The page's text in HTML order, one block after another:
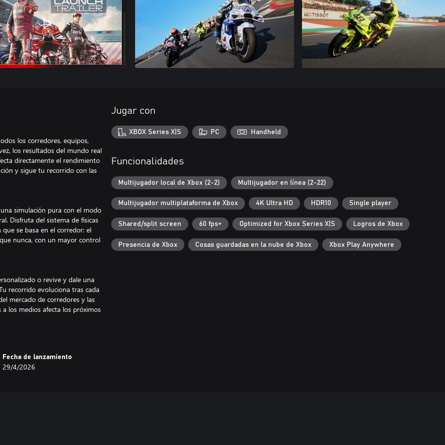
los corredores, equipos,
los resultados del mundo real
directamente el rendimiento
y sigue tu recorrido con las
simulación pura con el modo
Disfruta del sistema de físicas
se basa en el corredor: el
nunca, con un mayor control
o revive y dale una
recorrido evoluciona tras cada
mercado de corredores y las
los medios afecta los próximos
las disciplinas de Motard,
que se presentan en los
Fecha de lanzamiento
29/4/2026
Jugar con
XBOX Series X|S PC Handheld
Funcionalidades
Multijugador local de Xbox (2-2) Multijugador en línea (2-22)
Multijugador multiplataforma de Xbox 4K Ultra HD HDR10 Single player
Shared/split screen 60 fps+ Optimized for Xbox Series X|S Logros de Xbox
Presencia de Xbox Cosas guardadas en la nube de Xbox Xbox Play Anywhere